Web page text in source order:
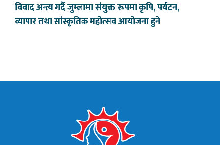
विवाद अन्त्य गर्दै जुम्लामा संयुक्त रूपमा कृषि, पर्यटन,
व्यापार तथा सांस्कृतिक महोत्सव आयोजना हुने